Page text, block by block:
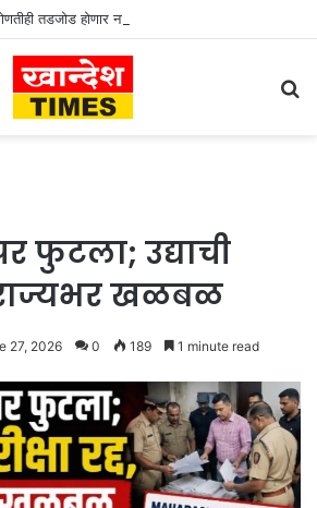
फुटला; उद्याची
राज्यभर खळबळ
27, 2026 0 189 1 minute read